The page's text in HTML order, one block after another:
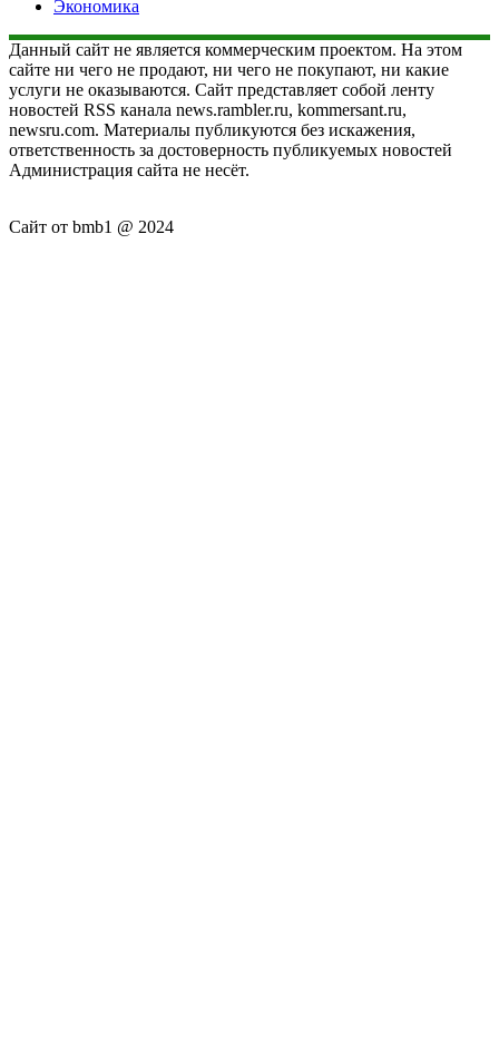
Экономика
Данный сайт не является коммерческим проектом. На этом
сайте ни чего не продают, ни чего не покупают, ни какие
услуги не оказываются. Сайт представляет собой ленту
новостей RSS канала news.rambler.ru, kommersant.ru,
newsru.com. Материалы публикуются без искажения,
ответственность за достоверность публикуемых новостей
Администрация сайта не несёт.
Сайт от bmb1 @ 2024